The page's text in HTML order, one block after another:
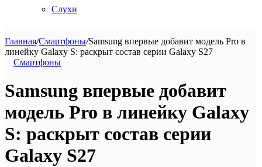
Слухи
Главная/Смартфоны/Samsung впервые добавит модель Pro в
линейку Galaxy S: раскрыт состав серии Galaxy S27
Смартфоны
Samsung впервые добавит
модель Pro в линейку Galaxy
S: раскрыт состав серии
Galaxy S27